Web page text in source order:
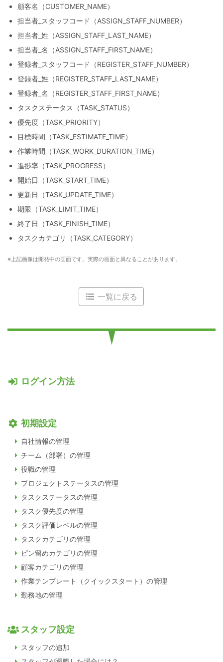
顧客名（CUSTOMER_NAME）
担当者_スタッフコード（ASSIGN_STAFF_NUMBER）
担当者_姓（ASSIGN_STAFF_LAST_NAME）
担当者_名（ASSIGN_STAFF_FIRST_NAME）
登録者_スタッフコード（REGISTER_STAFF_NUMBER）
登録者_姓（REGISTER_STAFF_LAST_NAME）
登録者_名（REGISTER_STAFF_FIRST_NAME）
タスクステータス（TASK_STATUS）
優先度（TASK_PRIORITY）
目標時間（TASK_ESTIMATE_TIME）
作業時間（TASK_WORK_DURATION_TIME）
進捗率（TASK_PROGRESS）
開始日（TASK_START_TIME）
更新日（TASK_UPDATE_TIME）
期限（TASK_LIMIT_TIME）
終了日（TASK_FINISH_TIME）
タスクカテゴリ（TASK_CATEGORY）
上記画像は開発中の画面です。実際の画面と異なることがあります。
一覧に戻る
ログイン方法
初期設定
自社情報の管理
チーム（部署）の管理
役職の管理
プロジェクトステータスの管理
タスクステータスの管理
タスク優先度の管理
タスク評価レベルの管理
タスクカテゴリの管理
ピン留めカテゴリの管理
顧客カテゴリの管理
作業テンプレート（クイックスタート）の管理
勤務地の管理
スタッフ設定
スタッフの追加